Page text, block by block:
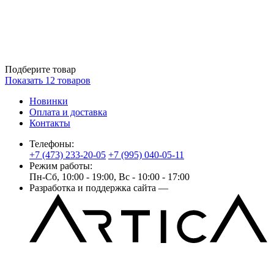
Подберите товар
Показать 12 товаров
Новинки
Оплата и доставка
Контакты
Телефоны:
+7 (473) 233-20-05 +7 (995) 040-05-11
Режим работы:
Пн-Сб, 10:00 - 19:00, Вс - 10:00 - 17:00
Разработка и поддержка сайта —